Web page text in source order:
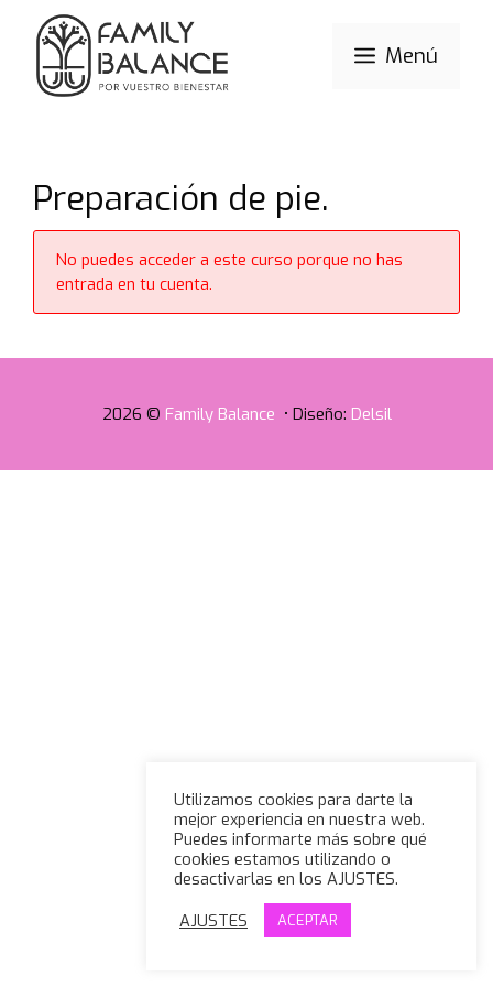
Saltar
contenido
Menú
Preparación de pie.
No puedes acceder a este curso porque no has
entrada en tu cuenta.
2026 © Family Balance • Diseño: Delsil
Utilizamos cookies para darte la
mejor experiencia en nuestra web.
Puedes informarte más sobre qué
cookies estamos utilizando o
desactivarlas en los AJUSTES.
AJUSTES
ACEPTAR